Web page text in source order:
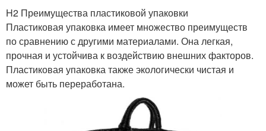
H2 Преимущества пластиковой упаковки
Пластиковая упаковка имеет множество преимуществ
по сравнению с другими материалами. Она легкая,
прочная и устойчива к воздействию внешних факторов.
Пластиковая упаковка также экологически чистая и
может быть переработана.